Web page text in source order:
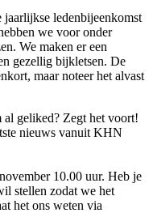
ledenbijeenkomst
we voor onder
We maken er een
gezellig bijkletsen. De
maar noteer het alvast
geliked? Zegt het voort!
nieuws vanuit KHN
10.00 uur. Heb je
stellen zodat we het
het ons weten via